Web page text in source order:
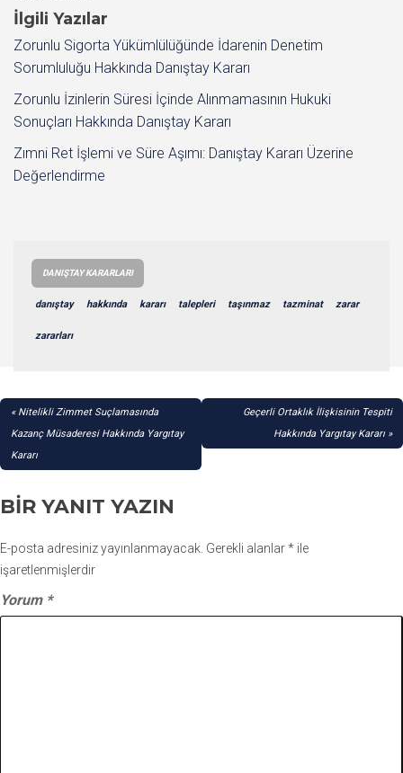
İlgili Yazılar
Zorunlu Sigorta Yükümlülüğünde İdarenin Denetim
Sorumluluğu Hakkında Danıştay Kararı
Zorunlu İzinlerin Süresi İçinde Alınmamasının Hukuki
Sonuçları Hakkında Danıştay Kararı
Zımni Ret İşlemi ve Süre Aşımı: Danıştay Kararı Üzerine
Değerlendirme
DANIŞTAY KARARLARI
danıştay hakkında kararı talepleri taşınmaz tazminat zarar
zararları
YAZI
GEZINMESI
Nitelikli Zimmet Suçlamasında
Kazanç Müsaderesi Hakkında Yargıtay
Kararı
Geçerli Ortaklık İlişkisinin Tespiti
Hakkında Yargıtay Kararı
BIR YANIT YAZIN
E-posta adresiniz yayınlanmayacak. Gerekli alanlar* ile
işaretlenmişlerdir
Yorum *